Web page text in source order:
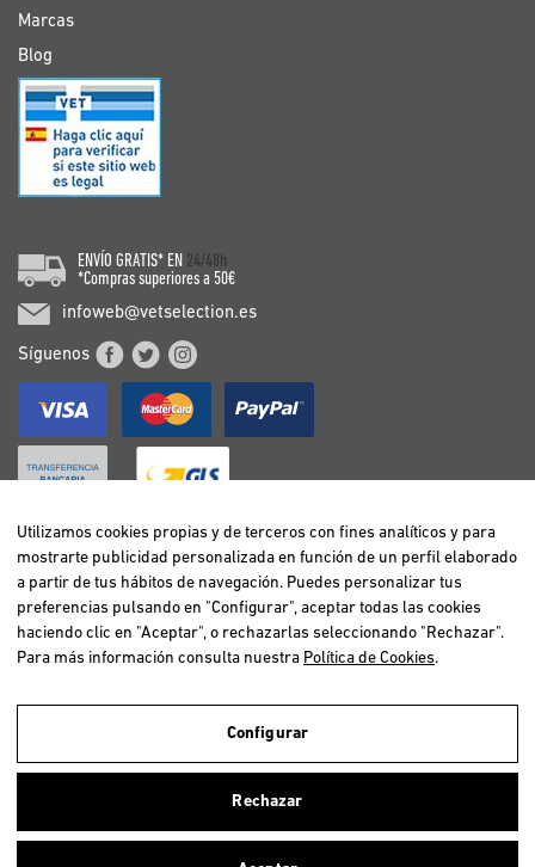
Utilizamos cookies propias y de terceros para realizar el análisis de la
navegación de los usuarios y de este modo poder ofrecer un mejor
ellas. Para más información clicaaquí.
Marcas
Blog
ENVÍO GRATIS* EN 24/48h
*Compras superiores a 50€
infoweb@vetselection.es
Síguenos
BELGIË / BELGIQUE
DEUTSCHLAND
ESPAÑA
FRANCE
ITALIA
NEDERLAND
ÖSTERREICH
PORTUGAL
Utilizamos cookies propias y de terceros con fines analíticos y para
mostrarte publicidad personalizada en función de un perfil elaborado
a partir de tus hábitos de navegación. Puedes personalizar tus
preferencias pulsando en "Configurar", aceptar todas las cookies
haciendo clic en "Aceptar", o rechazarlas seleccionando "Rechazar".
Para más información consulta nuestra Política de Cookies.
Configurar
Rechazar